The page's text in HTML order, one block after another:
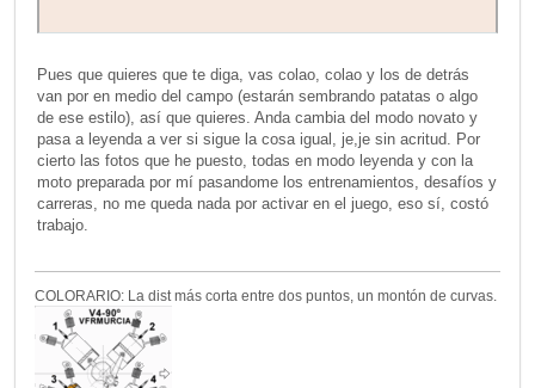
Pues que quieres que te diga, vas colao, colao y los de detrás
van por en medio del campo (estarán sembrando patatas o algo
de ese estilo), así que quieres. Anda cambia del modo novato y
pasa a leyenda a ver si sigue la cosa igual, je,je sin acritud. Por
cierto las fotos que he puesto, todas en modo leyenda y con la
moto preparada por mí pasandome los entrenamientos, desafíos y
carreras, no me queda nada por activar en el juego, eso sí, costó
trabajo.
COLORARIO: La dist más corta entre dos puntos, un montón de curvas.